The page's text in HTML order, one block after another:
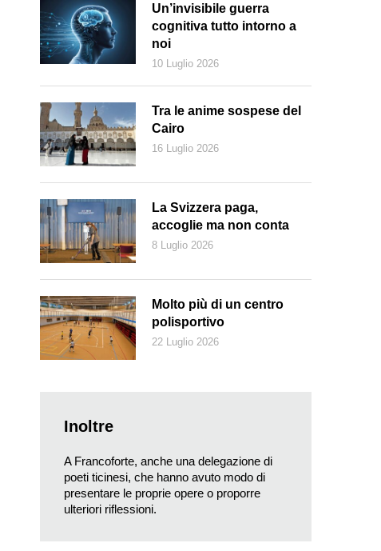
È questa l’immagine scelta per rappresentare alla Buchmesse la
Un’invisibile guerra
cognitiva tutto intorno a
noi
10 Luglio 2026
Tra le anime sospese del
Cairo
16 Luglio 2026
La Svizzera paga,
accoglie ma non conta
8 Luglio 2026
Molto più di un centro
polisportivo
22 Luglio 2026
Inoltre
A Francoforte, anche una delegazione di
poeti ticinesi, che hanno avuto modo di
presentare le proprie opere o proporre
ulteriori riflessioni.